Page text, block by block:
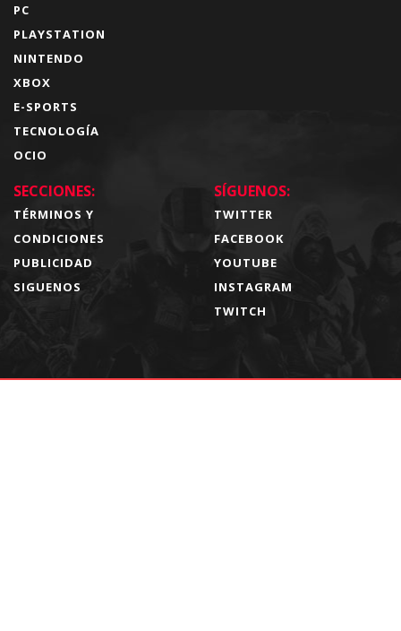
PC
PLAYSTATION
NINTENDO
XBOX
E-SPORTS
TECNOLOGÍA
OCIO
SECCIONES:
TÉRMINOS Y
CONDICIONES
PUBLICIDAD
SIGUENOS
SÍGUENOS:
TWITTER
FACEBOOK
YOUTUBE
INSTAGRAM
TWITCH